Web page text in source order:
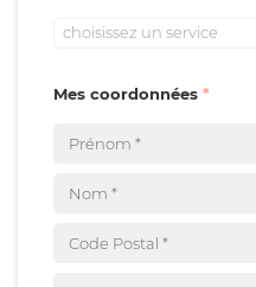
choisissez un service
Mes coordonnées